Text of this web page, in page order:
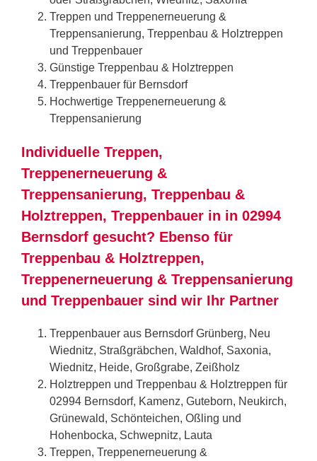
Treppen und Treppenerneuerung &
Treppensanierung, Treppenbau & Holztreppen
und Treppenbauer
Günstige Treppenbau & Holztreppen
Treppenbauer für Bernsdorf
Hochwertige Treppenerneuerung &
Treppensanierung
Individuelle Treppen,
Treppenerneuerung &
Treppensanierung, Treppenbau &
Holztreppen, Treppenbauer in in 02994
Bernsdorf gesucht? Ebenso für
Treppenbau & Holztreppen,
Treppenerneuerung & Treppensanierung
und Treppenbauer sind wir Ihr Partner
Treppenbauer aus Bernsdorf Grünberg, Neu
Wiednitz, Straßgräbchen, Waldhof, Saxonia,
Wiednitz, Heide, Großgrabe, Zeißholz
Holztreppen und Treppenbau & Holztreppen für
02994 Bernsdorf, Kamenz, Guteborn, Neukirch,
Grünewald, Schönteichen, Oßling und
Hohenbocka, Schwepnitz, Lauta
Treppen, Treppenerneuerung &